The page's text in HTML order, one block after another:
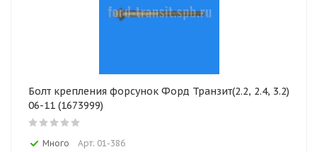
Болт крепления форсунок Форд Транзит(2.2, 2.4, 3.2)
06-11 (1673999)
Много Арт: 01-386